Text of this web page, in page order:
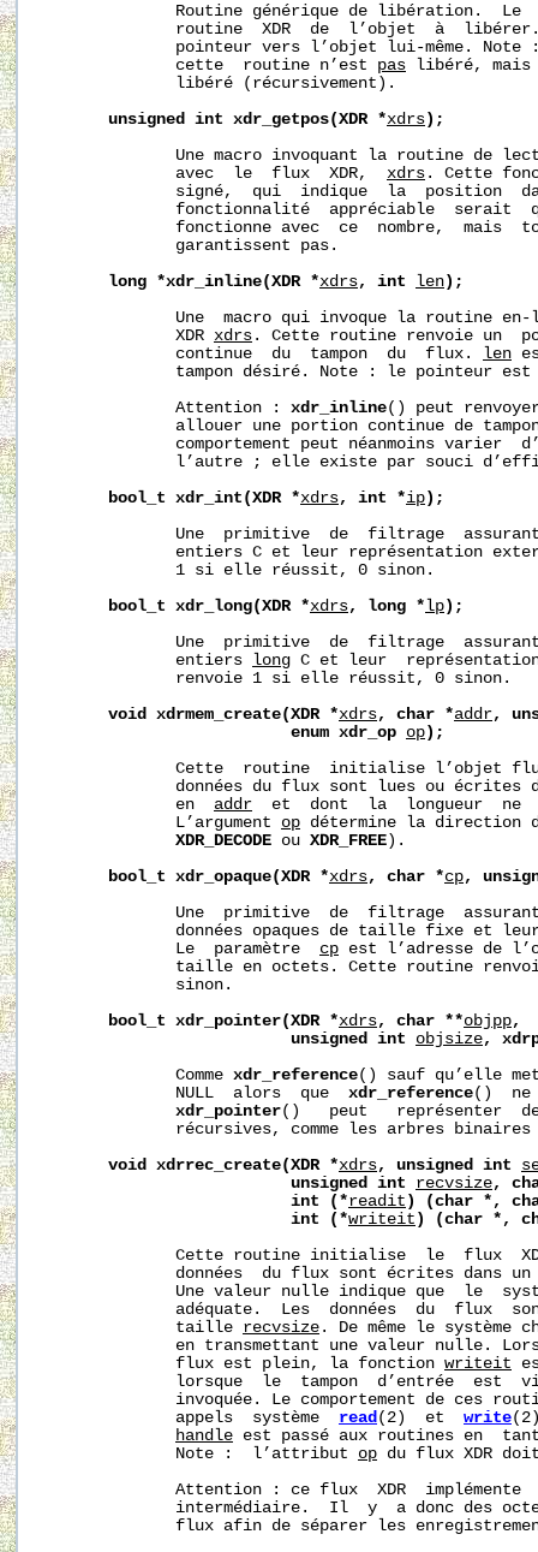
Routine générique de libération.  Le
routine  XDR  de  l’objet  à
pointeur vers l’objet lui-même. Note
              cette  routine n’est
pas libéré,
              libéré (récursivement).
unsigned
int xdr_getpos(XDR *xdrs );
Une macro invoquant la routine de
              avec  le  flux  XDR,
xdrs . Cette
signé,  qui  indique  la  position
fonctionnalité  appréciable  serait
fonctionne avec  ce  nombre,  mais
              garantissent pas.
long *xdr_inline(XDR *xdrs, int len );
Une  macro qui invoque la routine
              XDR
xdrs . Cette routine renvoie un
              continue  du  tampon  du  flux.
len
tampon désiré. Note : le pointeur
              Attention :
xdr_inline() peut
allouer une portion continue de
comportement peut néanmoins varier
l’autre ; elle existe par souci
bool_t xdr_int(XDR *xdrs, int *ip );
Une  primitive  de  filtrage
entiers C et leur représentation
              1 si elle réussit, 0 sinon.
bool_t xdr_long(XDR *xdrs, long * lp );
Une  primitive  de  filtrage
              entiers
long C et leur
              renvoie 1 si elle réussit, 0 sinon.
void
xdrmem_create(XDR *xdrs, char *addr,
enum xdr_op op );
Cette  routine  initialise l’objet
données du flux sont lues ou écrites
              en
addr
et  dont  la  longueur
              L’argument
op détermine la direction
XDR_DECODE ou XDR_FREE ).
bool_t xdr_opaque(XDR *xdrs, char *cp,
Une  primitive  de  filtrage
données opaques de taille fixe et
              Le  paramètre
cp est l’adresse de
taille en octets. Cette routine
              sinon.
bool_t xdr_pointer(XDR *xdrs, char **objpp,
unsigned
int objsize,
              Comme
xdr_reference() sauf qu’elle
              NULL  alors  que
xdr_reference()
xdr_pointer()   peut   représenter
récursives, comme les arbres
void
xdrrec_create(XDR *xdrs, unsigned int
unsigned
int recvsize,
int
(*readit ) (char *,
int
(*writeit ) (char *,
Cette routine initialise  le  flux
données  du flux sont écrites dans
Une valeur nulle indique que  le
adéquate.  Les  données  du  flux
              taille
recvsize . De même le
en transmettant une valeur nulle.
              flux est plein, la fonction
writeit
lorsque  le  tampon  d’entrée  est
invoquée. Le comportement de ces
              appels  système
read (2)  et write
handle est passé aux routines en
              Note :  l’attribut
op du flux XDR
Attention : ce flux  XDR  implémente
intermédiaire.  Il  y  a donc des
flux afin de séparer les